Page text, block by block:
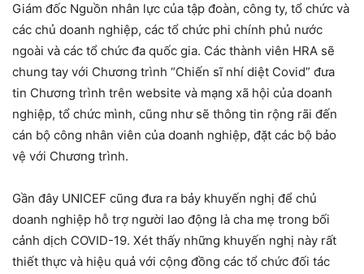
Giám đốc Nguồn nhân lực của tập đoàn, công ty, tổ chức và
các chủ doanh nghiệp, các tổ chức phi chính phủ nước
ngoài và các tổ chức đa quốc gia. Các thành viên HRA sẽ
chung tay với Chương trình “Chiến sĩ nhí diệt Covid” đưa
tin Chương trình trên website và mạng xã hội của doanh
nghiệp, tổ chức mình, cũng như sẽ thông tin rộng rãi đến
cán bộ công nhân viên của doanh nghiệp, đặt các bộ bảo
vệ với Chương trình.
Gần đây UNICEF cũng đưa ra bảy khuyến nghị để chủ
doanh nghiệp hỗ trợ người lao động là cha mẹ trong bối
cảnh dịch COVID-19. Xét thấy những khuyến nghị này rất
thiết thực và hiệu quả với cộng đồng các tổ chức đối tác